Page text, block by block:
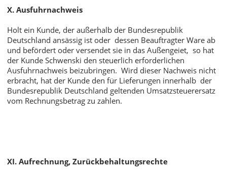
X. Ausfuhrnachweis
Holt ein Kunde, der außerhalb der Bundesrepublik
Deutschland ansässig ist oder dessen Beauftragter Ware ab
und befördert oder versendet sie in das Außengeiet, so hat
der Kunde Schwenski den steuerlich erforderlichen
Ausfuhrnachweis beizubringen. Wird dieser Nachweis nicht
erbracht, hat der Kunde den für Lieferungen innerhalb der
Bundesrepublik Deutschland geltenden Umsatzsteuerersatz
vom Rechnungsbetrag zu zahlen.
XI. Aufrechnung, Zurückbehaltungsrechte